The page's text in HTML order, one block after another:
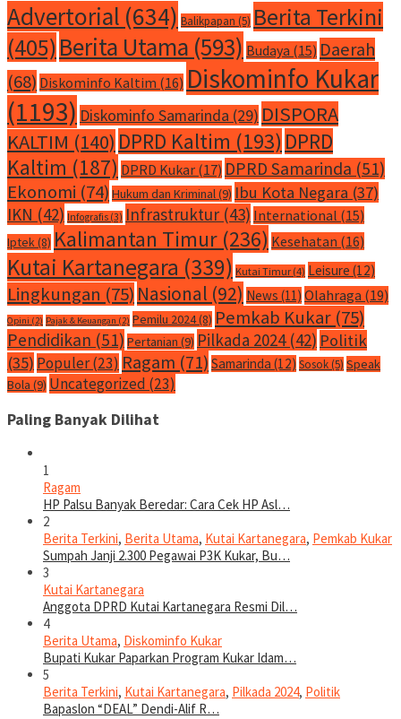
Advertorial (634) Balikpapan (5) Berita Terkini
(405)Berita Utama (593) Budaya (15) Daerah
(68) Diskominfo Kaltim (16) Diskominfo Kukar
(1193) Diskominfo Samarinda (29) DISPORA
KALTIM (140) DPRD Kaltim (193) DPRD
Kaltim (187) DPRD Kukar (17) DPRD Samarinda (51)
Ekonomi (74) Hukum dan Kriminal(9) Ibu Kota Negara (37)
IKN (42) Infografis (3) Infrastruktur (43) International (15)
Iptek(8) Kalimantan Timur (236) Kesehatan (16)
Kutai Kartanegara (339) Kutai Timur (4) Leisure (12)
Lingkungan (75) Nasional (92) News (11) Olahraga (19)
Opini (2) Pajak & Keuangan (2) Pemilu 2024(8) Pemkab Kukar (75)
Pendidikan (51) Pertanian (9) Pilkada 2024(42) Politik
(35) Populer(23) Ragam (71) Samarinda (12) Sosok(5) Speak
Bola (9) Uncategorized (23)
Paling Banyak Dilihat
1
Ragam
HP Palsu Banyak Beredar: Cara Cek HP Asl…
2
Berita Terkini, Berita Utama, Kutai Kartanegara, Pemkab Kukar
Sumpah Janji 2.300 Pegawai P3K Kukar, Bu…
3
Kutai Kartanegara
Anggota DPRD Kutai Kartanegara Resmi Dil…
4
Berita Utama, Diskominfo Kukar
Bupati Kukar Paparkan Program Kukar Idam…
5
Berita Terkini, Kutai Kartanegara, Pilkada 2024, Politik
Bapaslon “DEAL” Dendi-Alif R…